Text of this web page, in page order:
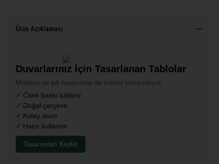
Ürün Açıklaması
Duvarlarınız İçin Tasarlanan Tablolar
Modern ve şık tasarımlar ile evinizi tamamlayın.
Canlı baskı kalitesi
Doğal çerçeve
Kolay asım
Hazır kullanım
Tasarımları Keşfet